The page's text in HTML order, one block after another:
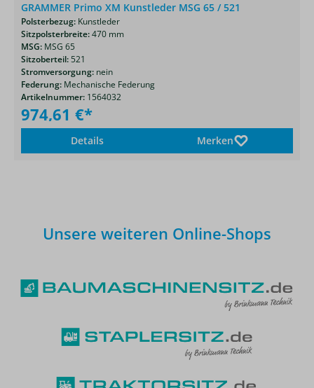
GRAMMER Primo XM Kunstleder MSG 65 / 521
Polsterbezug: Kunstleder
Sitzpolsterbreite:470 mm
MSG: MSG 65
Sitzoberteil:521
Stromversorgung: nein
Federung: Mechanische Federung
Artikelnummer: 1564032
974,61 €*
Details Merken
Unsere weiteren Online-Shops